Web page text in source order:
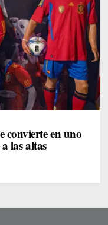
convierte en uno
las altas